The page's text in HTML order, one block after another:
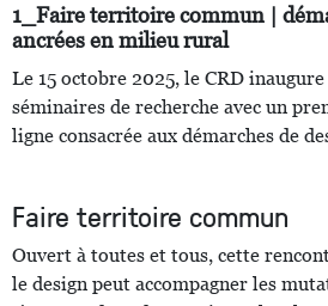
1_Faire territoire commun |
ancrées en milieu rural
Le 15 octobre 2025, le CRD
séminaires de recherche avec un
ligne consacrée aux démarches de
Faire territoire commun
Ouvert à toutes et tous, cette
le design peut accompagner les